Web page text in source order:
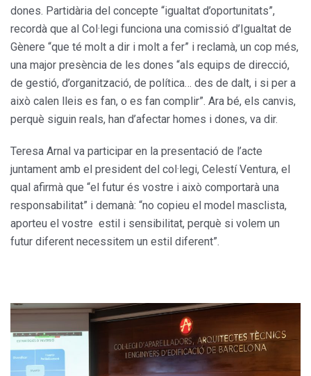
dones. Partidària del concepte “igualtat d’oportunitats”,
recordà que al Col·legi funciona una comissió d’Igualtat de
Gènere “que té molt a dir i molt a fer” i reclamà, un cop més,
una major presència de les dones “als equips de direcció,
de gestió, d’organització, de política… des de dalt, i si per a
això calen lleis es fan, o es fan complir”. Ara bé, els canvis,
perquè siguin reals, han d’afectar homes i dones, va dir.
Teresa Arnal va participar en la presentació de l’acte
juntament amb el president del col·legi, Celestí Ventura, el
qual afirmà que “el futur és vostre i això comportarà una
responsabilitat” i demanà: “no copieu el model masclista,
aporteu el vostre estil i sensibilitat, perquè si volem un
futur diferent necessitem un estil diferent”.